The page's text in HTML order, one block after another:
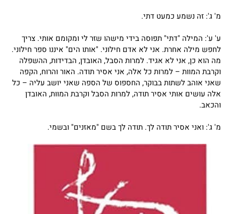
מ' ג': זה נשמע כמעט דתי.
ע' ע': המילה "דתי" תפוסה בידי מישהו שזר לי ומקומם אותי. צריך
לחפש מילה אחרת. אני לא אדם חילוני. "אותו הים" איננו ספר חילוני.
מה הוא כן, אני לא אגיד. למרות הסבל, האובדן, הבדידות, ההשפלה
וקרבת המוות – למרות כל אלה, אני אסיר תודה. האור והרוח, הקפה
שאני אוהב לשתות בבוקר, החספוס של הספה שאני יושב עליה – כל
אלה עושים אותי אסיר תודה, למרות הסבל וקרבת המוות, האובדן
והכאב.
מ' ג': ואני אסיר תודה לך. תודה לך בשם "מאזנים" ובשמי.